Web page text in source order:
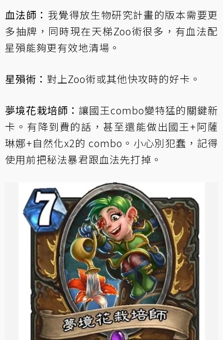
血法師： 我覺得放生物研究計畫的版本需要更
多抽牌，同時現在天梯Zoo術很多，有血法配
星殞能夠更有效地清場。
星殞術： 對上Zoo術或其他快攻時的好卡。
夢境花栽培師：讓國王combo變特猛的關鍵新
卡。有降到費的話，甚至還能做出國王+阿薩
琳娜+自然化x2的 combo。小心別犯蠢，記得
使用前把秘法暴君跟血法先打掉。